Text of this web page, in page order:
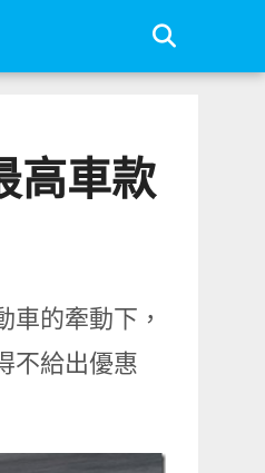
高車款
的牽動下，
不給出優惠